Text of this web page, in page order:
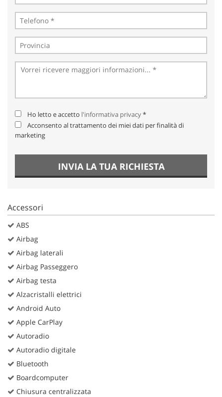
Ho letto e accetto l'informativa privacy*
Acconsento al trattamento dei miei dati per finalità di
marketing
INVIA LA TUA RICHIESTA
Accessori
ABS
Airbag
Airbag laterali
Airbag Passeggero
Airbag testa
Alzacristalli elettrici
Android Auto
Apple CarPlay
Autoradio
Autoradio digitale
Bluetooth
Boardcomputer
Chiusura centralizzata